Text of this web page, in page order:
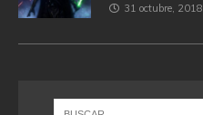
31 octubre, 2018